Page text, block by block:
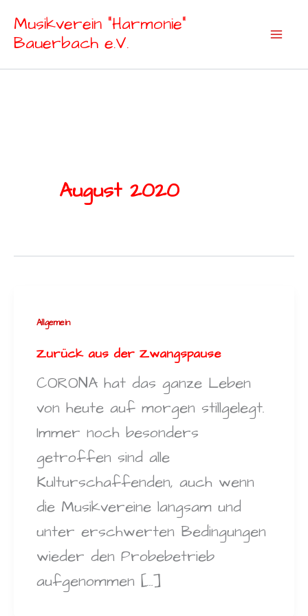
Inhalt
Musikverein "Harmonie"
Bauerbach e.V.
August 2020
Allgemein
Zurück aus der Zwangspause
CORONA hat das ganze Leben
von heute auf morgen stillgelegt.
Immer noch besonders
getroffen sind alle
Kulturschaffenden, auch wenn
die Musikvereine langsam und
unter erschwerten Bedingungen
wieder den Probebetrieb
aufgenommen […]